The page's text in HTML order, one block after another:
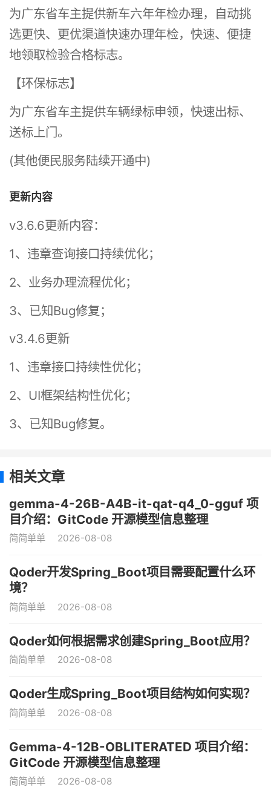
为广东省车主提供新车六年年检办理，自动挑
选更快、更优渠道快速办理年检，快速、便捷
地领取检验合格标志。
【环保标志】
为广东省车主提供车辆绿标申领，快速出标、
送标上门。
(其他便民服务陆续开通中)
更新内容
v3.6.6更新内容：
1、违章查询接口持续优化；
2、业务办理流程优化；
3、已知Bug修复；
v3.4.6更新
1、违章接口持续性优化；
2、UI框架结构性优化；
3、已知Bug修复。
相关文章
gemma-4-26B-A4B-it-qat-q4_0-gguf 项
目介绍：GitCode 开源模型信息整理
简简单单 2026-08-08
Qoder开发Spring_Boot项目需要配置什么环
境？
简简单单 2026-08-08
Qoder如何根据需求创建Spring_Boot应用？
简简单单 2026-08-08
Qoder生成Spring_Boot项目结构如何实现？
简简单单 2026-08-08
Gemma-4-12B-OBLITERATED 项目介绍：
GitCode 开源模型信息整理
简简单单 2026-08-08